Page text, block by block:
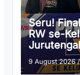
Seru!
RW se-
9 August 2026